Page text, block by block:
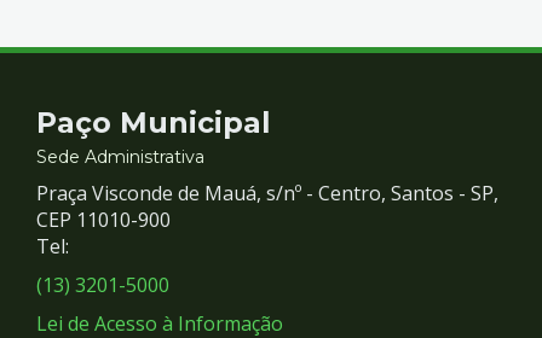
Contato
e
Redes
Sociais
Paço Municipal
Sede Administrativa
Praça Visconde de Mauá, s/nº - Centro, Santos - SP,
CEP 11010-900
Tel:
(13) 3201-5000
Lei de Acesso à Informação